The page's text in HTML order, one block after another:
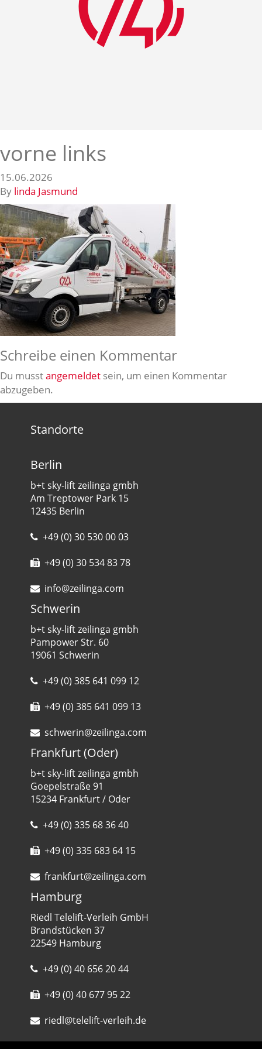
vorne links
15.06.2026
By linda Jasmund
Schreibe einen Kommentar
Du musstangemeldet sein, um einen Kommentar
abzugeben.
Standorte
Berlin
b+t sky-lift zeilinga gmbh
Am Treptower Park 15
12435 Berlin
+49 (0) 30 530 00 03
+49 (0) 30 534 83 78
info@zeilinga.com
Schwerin
b+t sky-lift zeilinga gmbh
Pampower Str. 60
19061 Schwerin
+49 (0) 385 641 099 12
+49 (0) 385 641 099 13
schwerin@zeilinga.com
Frankfurt (Oder)
b+t sky-lift zeilinga gmbh
Goepelstraße 91
15234 Frankfurt / Oder
+49 (0) 335 68 36 40
+49 (0) 335 683 64 15
frankfurt@zeilinga.com
Hamburg
Riedl Telelift-Verleih GmbH
Brandstücken 37
22549 Hamburg
+49 (0) 40 656 20 44
+49 (0) 40 677 95 22
riedl@telelift-verleih.de